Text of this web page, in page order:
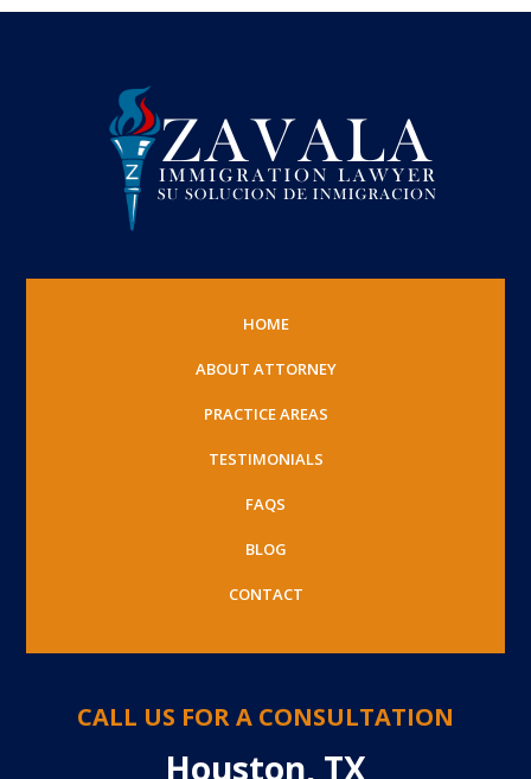
HOME
ABOUT ATTORNEY
PRACTICE AREAS
TESTIMONIALS
FAQS
BLOG
CONTACT
CALL US FOR A CONSULTATION
Houston, TX